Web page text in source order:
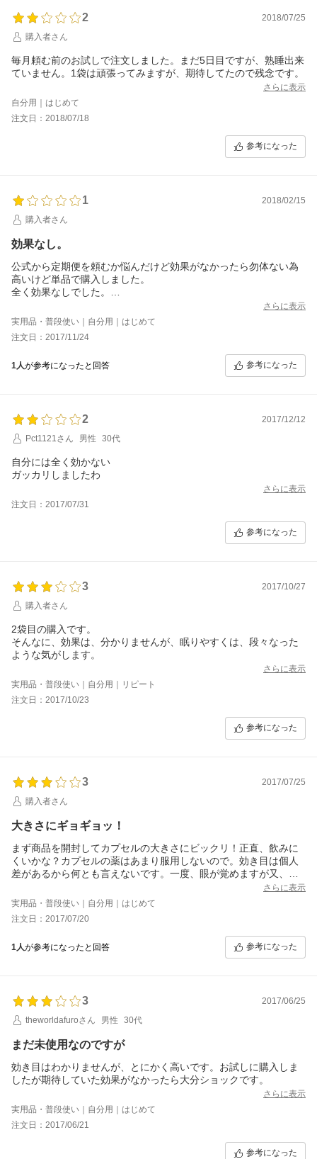
2
2018/07/25
購入者さん
毎月頼む前のお試しで注文しました。まだ5日目ですが、熟睡出来
ていません。1袋は頑張ってみますが、期待してたので残念です。
さらに表示
自分用｜はじめて
注文日：2018/07/18
参考になった
1
2018/02/15
購入者さん
効果なし。
公式から定期便を頼むか悩んだけど効果がなかったら勿体ない為
高いけど単品で購入しました。
全く効果なしでした。
さらに表示
実用品・普段使い｜自分用｜はじめて
注文日：2017/11/24
1人が参考になったと回答 参考になった
2
2017/12/12
Pct1121さん
男性 30代
自分には全く効かない
ガッカリしましたわ
さらに表示
注文日：2017/07/31
参考になった
3
2017/10/27
購入者さん
2袋目の購入です。
そんなに、効果は、分かりませんが、眠りやすくは、段々なった
ような気がします。
さらに表示
実用品・普段使い｜自分用｜リピート
注文日：2017/10/23
参考になった
3
2017/07/25
購入者さん
大きさにギョギョッ！
まず商品を開封してカプセルの大きさにビックリ！正直、飲みに
くいかな？カプセルの薬はあまり服用しないので。効き目は個人
差があるから何とも言えないです。一度、眼が覚めますが又、直
ぐ眠れたので評価がしにくいです。疲れ過ぎると睡眠の質は悪い
と言われてるので今後の経過観察という感じです。朝までぐすっ
り眠れたら又、レビューを更新したいと思います。
さらに表示
実用品・普段使い｜自分用｜はじめて
注文日：2017/07/20
1人が参考になったと回答 参考になった
3
2017/06/25
theworldafuroさん
男性 30代
まだ未使用なのですが
効き目はわかりませんが、とにかく高いです。お試しに購入しま
したが期待していた効果がなかったら大分ショックです。
さらに表示
実用品・普段使い｜自分用｜はじめて
注文日：2017/06/21
参考になった